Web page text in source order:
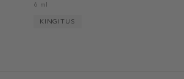
6 ml
KINGITUS